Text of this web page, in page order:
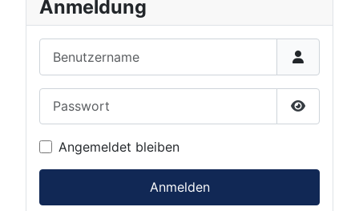
Anmeldung
Passwort
Angemeldet bleiben
Anmelden